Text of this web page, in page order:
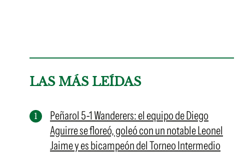
LAS MÁS LEÍDAS
Peñarol 5-1 Wanderers: el equipo de Diego
Aguirre se floreó, goleó con un notable Leonel
Jaime y es bicampeón del Torneo Intermedio